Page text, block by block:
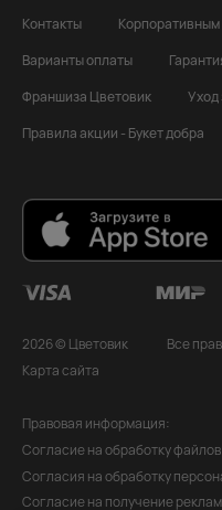
Контакты
Варианты оплаты
Франшиза Цветовик
Уход
Правила акции - Букет добра
2026 © Цветовик
Все
Карта сайта
Правовая информация:
Согласие на обработку
Согласия на обработку
Согласие на получение